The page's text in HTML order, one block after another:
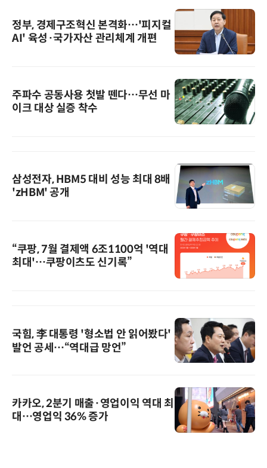
정부, 경제구조혁신 본격화…'피지컬
AI' 육성·국가자산 관리체계 개편
주파수 공동사용 첫발 뗀다…무선 마
이크 대상 실증 착수
삼성전자, HBM5 대비 성능 최대 8배
'zHBM' 공개
“쿠팡, 7월 결제액 6조1100억 '역대
최대'…쿠팡이츠도 신기록”
국힘, 李 대통령 '형소법 안 읽어봤다'
발언 공세…“역대급 망언”
카카오, 2분기 매출·영업이익 역대 최
대…영업익 36% 증가